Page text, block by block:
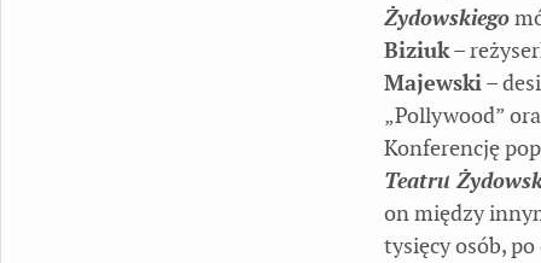
Żydowskiego
Biziuk–
Majewski–
„Pollywood”
Konferencję
Teatru
on między
tysięcy osób,